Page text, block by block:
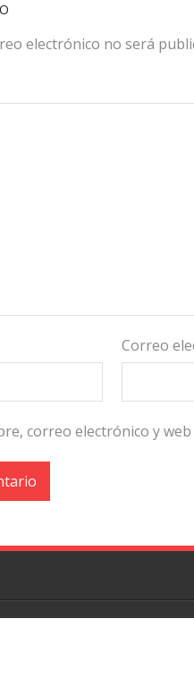
electrónico no será
Correo
correo electrónico y